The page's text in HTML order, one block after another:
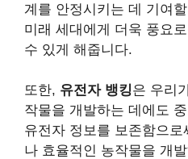
계를 안정시키는 데 기여
미래 세대에게 더욱 풍요
수 있게 해줍니다.
또한, 유전자 뱅킹은 우리
작물을 개발하는 데에도
유전자 정보를 보존함으
나 효율적인 농작물을 개